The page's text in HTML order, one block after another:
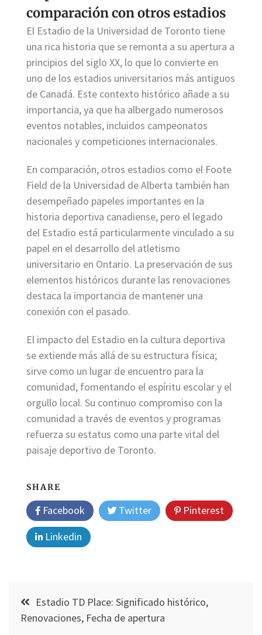
comparación con otros estadios
El Estadio de la Universidad de Toronto tiene
una rica historia que se remonta a su apertura a
principios del siglo XX, lo que lo convierte en
uno de los estadios universitarios más antiguos
de Canadá. Este contexto histórico añade a su
importancia, ya que ha albergado numerosos
eventos notables, incluidos campeonatos
nacionales y competiciones internacionales.
En comparación, otros estadios como el Foote
Field de la Universidad de Alberta también han
desempeñado papeles importantes en la
historia deportiva canadiense, pero el legado
del Estadio está particularmente vinculado a su
papel en el desarrollo del atletismo
universitario en Ontario. La preservación de sus
elementos históricos durante las renovaciones
destaca la importancia de mantener una
conexión con el pasado.
El impacto del Estadio en la cultura deportiva
se extiende más allá de su estructura física;
sirve como un lugar de encuentro para la
comunidad, fomentando el espíritu escolar y el
orgullo local. Su continuo compromiso con la
comunidad a través de eventos y programas
refuerza su estatus como una parte vital del
paisaje deportivo de Toronto.
SHARE
Facebook Twitter
Pinterest
Linkedin
Post
navigation
Estadio TD Place: Significado histórico,
Renovaciones, Fecha de apertura